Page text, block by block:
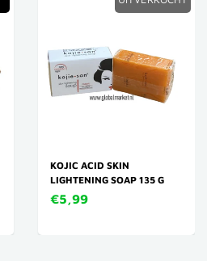
KOJIC ACID SKIN
LIGHTENING SOAP 135 G
€5,99